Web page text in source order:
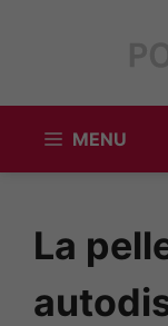
MENU
La